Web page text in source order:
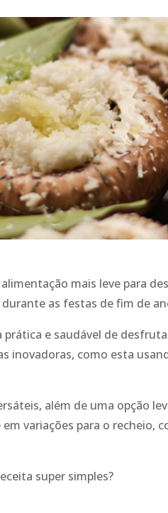
mais leve para
as festas de fim de
prática e saudável de
inovadoras, como esta
além de uma opção
em variações para o recheio,
super simples?